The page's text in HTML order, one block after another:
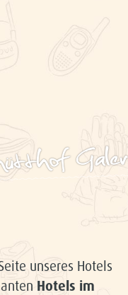
unseres Hotels
Hotels im